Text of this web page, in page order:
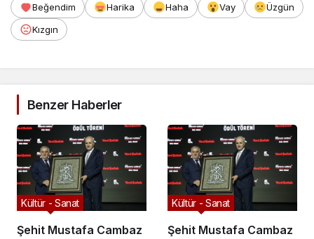
Beğendim Harika Haha Vay
Üzgün
Kızgın
Benzer Haberler
Şehit Mustafa Cambaz
Kültür - Sanat
Şehit Mustafa Cambaz
Kültür - Sanat